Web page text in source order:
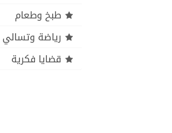
طبخ وطعام
رياضة وتسالي
قضايا فكرية